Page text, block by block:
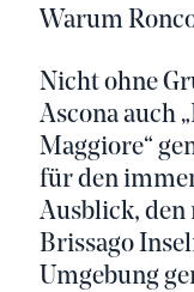
Warum
Nicht ohne
Ascona auch
Maggiore“
für den
Ausblick, den
Brissago
Umgebung